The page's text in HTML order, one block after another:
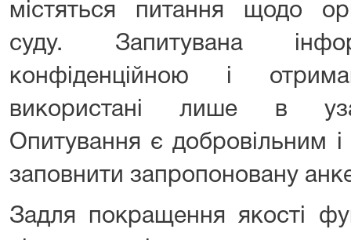
містяться питання щодо
суду. Запитувана
конфіденційною і
використані лише в
Опитування є добровільним
заповнити запропоновану
Задля покращення якості